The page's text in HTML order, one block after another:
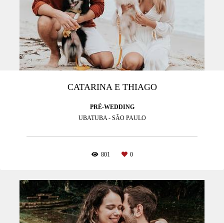
CATARINA E THIAGO
PRÉ-WEDDING
UBATUBA - SÃO PAULO
801 0